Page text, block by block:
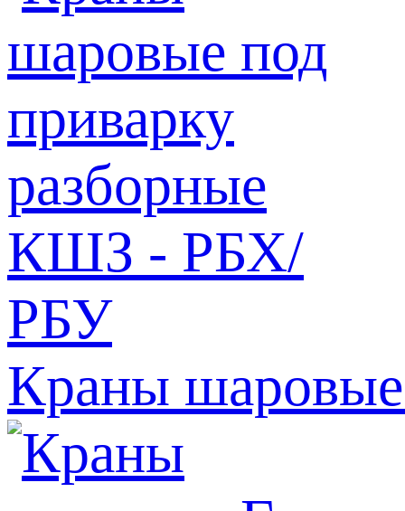
Краны